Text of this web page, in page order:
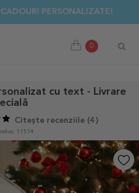
PERSONALIZATE! ☀️
0
cu text - Livrare
Citește recenziile (4 )
11514